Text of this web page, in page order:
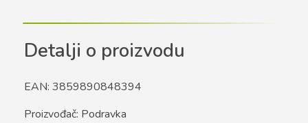
Detalji o proizvodu
EAN: 3859890848394
Proizvođač: Podravka